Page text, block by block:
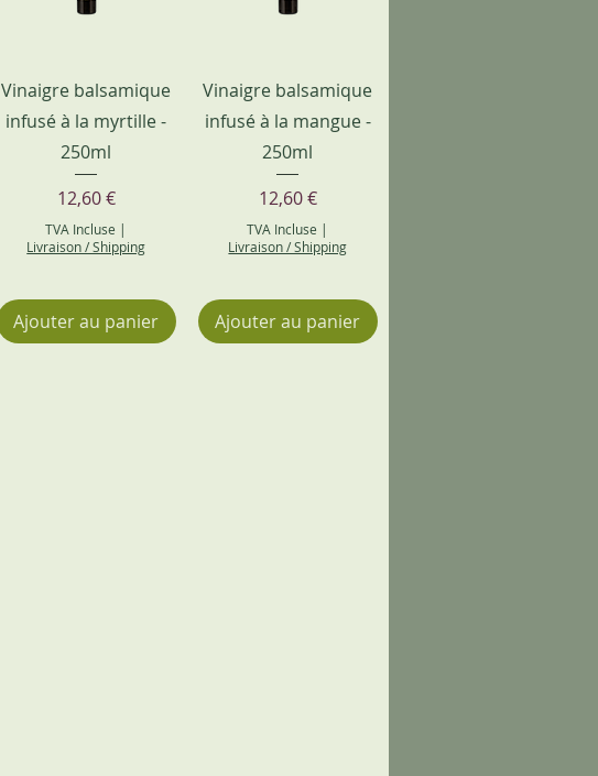
Vinaigre balsamique
infusé à la myrtille -
250ml
Prix
12,60 €
TVA Incluse |
Livraison / Shipping
Ajouter au panier
Vinaigre balsamique
infusé à la mangue -
250ml
Prix
12,60 €
TVA Incluse |
Livraison / Shipping
Ajouter au panier